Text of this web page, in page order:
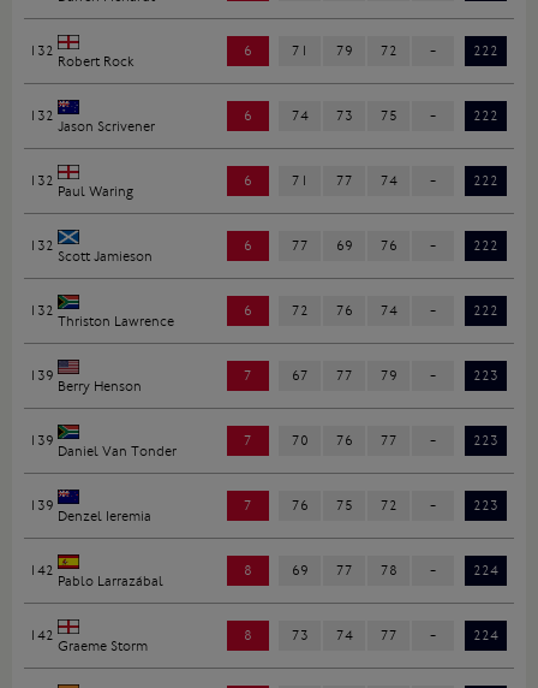
132
Robert Rock
6 71 79 72 - 222
132
Jason Scrivener
6 74 73 75 - 222
132
Paul Waring
6 71 77 74 - 222
132
Scott Jamieson
6 77 69 76 - 222
132
Thriston Lawrence
6 72 76 74 - 222
139
Berry Henson
7 67 77 79 - 223
139
Daniel Van Tonder
7 70 76 77 - 223
139
Denzel Ieremia
7 76 75 72 - 223
142
Pablo Larrazábal
8 69 77 78 - 224
142
Graeme Storm
8 73 74 77 - 224